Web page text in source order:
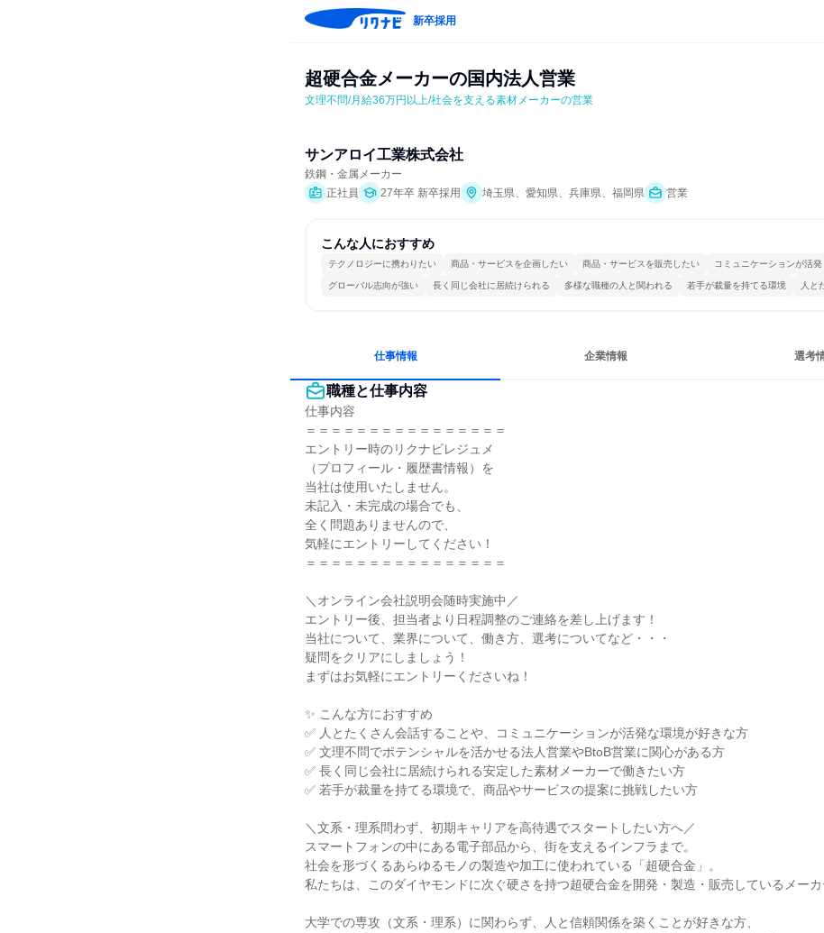
新卒採用
超硬合金メーカーの国内法人営業
文理不問/月給36万円以上/社会を支える素材メーカーの営業
サンアロイ工業株式会社
鉄鋼・金属メーカー
正社員
27年卒 新卒採用 埼玉県、愛知県、兵庫県、福岡県 営業
こんな人におすすめ
テクノロジーに携わりたい 商品・サービスを企画したい 商品・サービスを販売したい コミュニケーションが活発
グローバル志向が強い 長く同じ会社に居続けられる 多様な職種の人と関われる 若手が裁量を持てる環境 人と
仕事情報 企業情報 選考
職種と仕事内容
仕事内容
＝＝＝＝＝＝＝＝＝＝＝＝＝＝＝＝
エントリー時のリクナビレジュメ
（プロフィール・履歴書情報）を
当社は使用いたしません。
未記入・未完成の場合でも、
全く問題ありませんので、
気軽にエントリーしてください！
＝＝＝＝＝＝＝＝＝＝＝＝＝＝＝＝
＼オンライン会社説明会随時実施中／
エントリー後、担当者より日程調整のご連絡を差し上げます！
当社について、業界について、働き方、選考についてなど・・・
疑問をクリアにしましょう！
まずはお気軽にエントリーくださいね！
✨ こんな方におすすめ
✅ 人とたくさん会話することや、コミュニケーションが活発な環境が好きな方
✅ 文理不問でポテンシャルを活かせる法人営業やBtoB営業に関心がある方
✅ 長く同じ会社に居続けられる安定した素材メーカーで働きたい方
✅ 若手が裁量を持てる環境で、商品やサービスの提案に挑戦したい方
＼文系・理系問わず、初期キャリアを高待遇でスタートしたい方へ／
スマートフォンの中にある電子部品から、街を支えるインフラまで。
社会を形づくるあらゆるモノの製造や加工に使われている「超硬合金」。
私たちは、このダイヤモンドに次ぐ硬さを持つ超硬合金を開発・製造・販売しているメーカ
大学での専攻（文系・理系）に関わらず、人と信頼関係を築くことが好きな方、